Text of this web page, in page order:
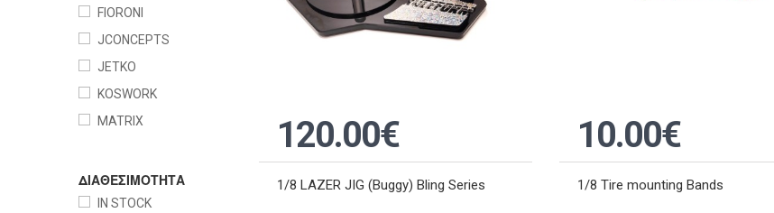
FIORONI
JCONCEPTS
JETKO
KOSWORK
MATRIX
PROLINE
RACEFORM
ΔΙΑΘΕΣΙΜΟΤΗΤΑ
IN STOCK
120.00€
1/8 LAZER JIG (Buggy) Bling Series
10.00€
1/8 Tire mounting Bands